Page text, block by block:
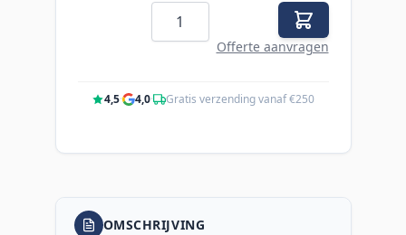
Aantal
Offerte aanvragen
4,5· 4,0· Gratis verzending vanaf €250
OMSCHRIJVING